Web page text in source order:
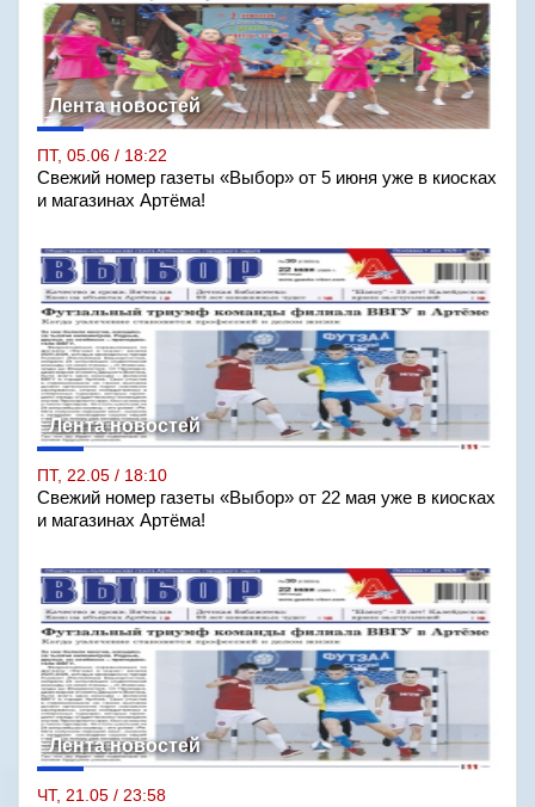
Лента новостей
ПТ, 05.06 / 18:22
Свежий номер газеты «Выбор» от 5 июня уже в киосках
и магазинах Артёма!
Лента новостей
ПТ, 22.05 / 18:10
Свежий номер газеты «Выбор» от 22 мая уже в киосках
и магазинах Артёма!
Лента новостей
ЧТ, 21.05 / 23:58